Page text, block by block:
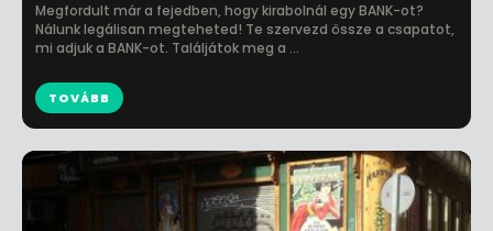
Megfordult már a fejedben, hogy kirabolnál egy BANK-ot?
Nálunk legálisan megteheted! Te szervezd össze a csapatot,
mi adjuk a BANK-ot. Találjátok meg a ...
TOVÁBB